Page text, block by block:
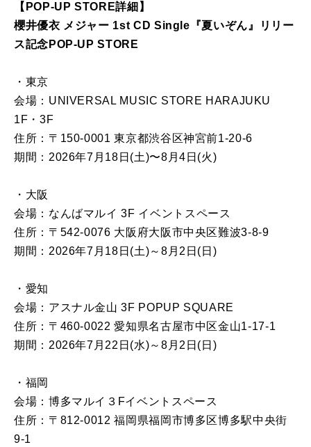
【POP-UP STORE詳細】
櫻井優衣 メジャー 1st CD Single『夏いぞん』リリー
ス記念POP-UP STORE
・東京
会場：UNIVERSAL MUSIC STORE HARAJUKU
1F・3F
住所：〒150-0001 東京都渋谷区神宮前1-20-6
期間：2026年7月18日(土)〜8月4日(火)
・大阪
会場：なんばマルイ 3F イベントスペース
住所：〒542-0076 大阪府大阪市中央区難波3-8-9
期間：2026年7月18日(土)～8月2日(日)
・愛知
会場：アスナル金山 3F POPUP SQUARE
住所：〒460-0022 愛知県名古屋市中区金山1-17-1
期間：2026年7月22日(水)～8月2日(日)
・福岡
会場：博多マルイ３Fイベントスペース
住所：〒812-0012 福岡県福岡市博多区博多駅中央街
9-1